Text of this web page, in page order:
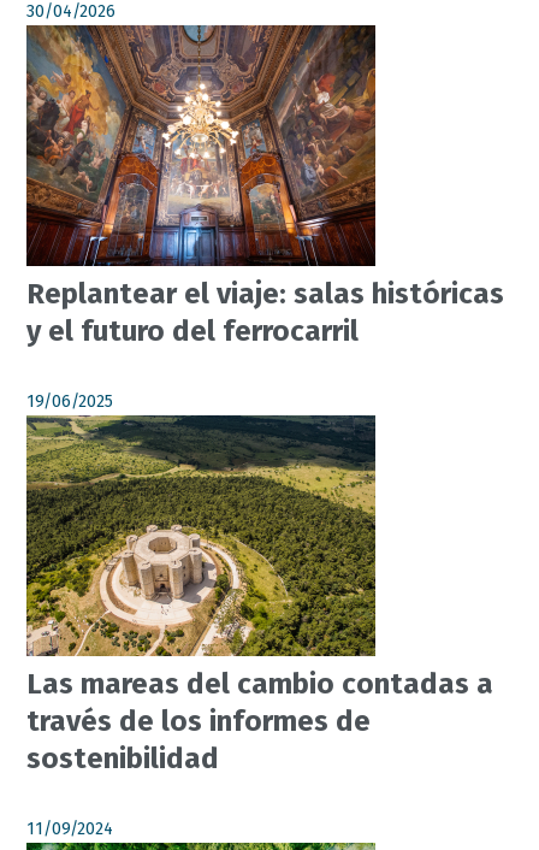
30/04/2026
Replantear el viaje: salas históricas
y el futuro del ferrocarril
19/06/2025
Las mareas del cambio contadas a
través de los informes de
sostenibilidad
11/09/2024